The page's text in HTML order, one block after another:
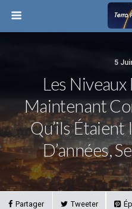
5
Les
Maintenant
Qu’ils
D’années,
Partager Tweeter